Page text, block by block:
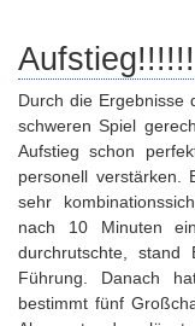
Aufstieg!!!!!!
Durch die Ergebnisse
schweren Spiel
Aufstieg schon
personell verstärken.
sehr
nach 10 Minuten
durchrutschte,
Führung. Danach
bestimmt fünf